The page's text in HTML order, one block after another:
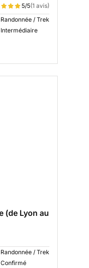
5/5(1 avis)
Randonnée / Trek
Intermédiaire
(de Lyon au
Randonnée / Trek
Confirmé